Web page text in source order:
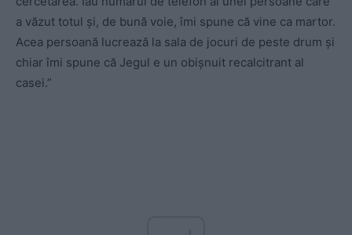
a văzut totul și, de bună voie, îmi spune că vine ca martor.
Acea persoană lucrează la sala de jocuri de peste drum și
chiar îmi spune că Jegul e un obișnuit recalcitrant al
casei.”